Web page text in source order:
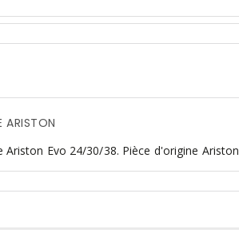
ARISTON
Ariston Evo 24/30/38. Pièce d'origine Ariston